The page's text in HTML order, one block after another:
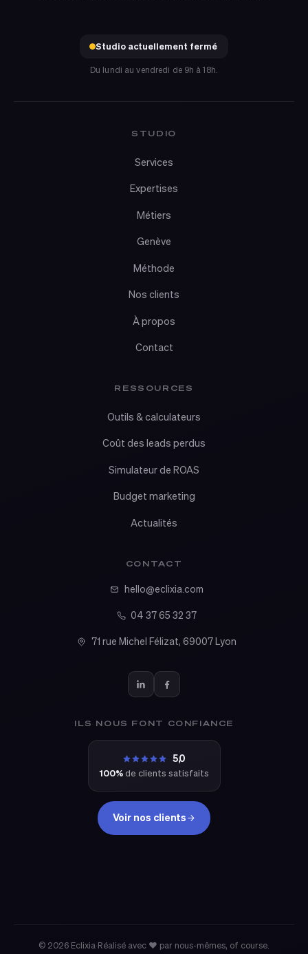
Studio actuellement fermé
Du lundi au vendredi de 9h à 18h.
STUDIO
Services
Expertises
Métiers
Genève
Méthode
Nos clients
À propos
Contact
RESSOURCES
Outils & calculateurs
Coût des leads perdus
Simulateur de ROAS
Budget marketing
Actualités
CONTACT
hello@eclixia.com
04 37 65 32 37
71 rue Michel Félizat, 69007 Lyon
ILS NOUS FONT CONFIANCE
5,0
100% de clients satisfaits
Voir nos clients
© 2026 Eclixia· Réalisé avec ❤ par nous-mêmes, of course.